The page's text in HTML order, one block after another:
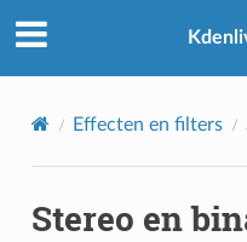
Effecten en filters
Stereo en